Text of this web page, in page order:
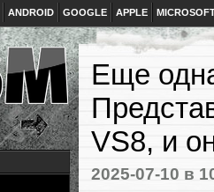
ANDROID GOOGLE APPLE
Еще
VS8, и
2025-07-10 в